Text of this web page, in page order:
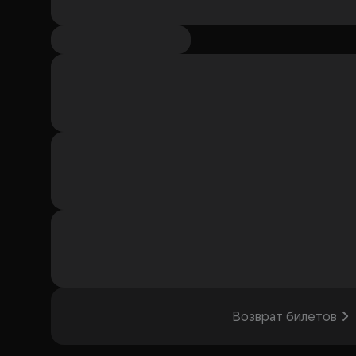
Возврат билетов